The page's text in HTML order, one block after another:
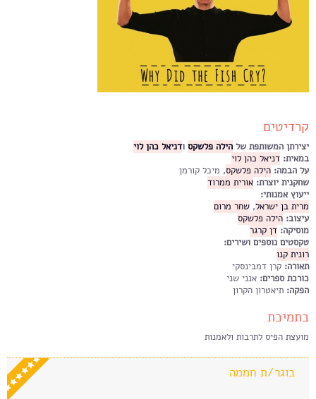
קרדיטים
יצירתן המשותפת של הילה פלשקס ודניאל כהן לוי
במאית: דניאל כהן לוי
על הבמה: הילה פלשקס, מיכל קורמן
שחקנית יוצרת: אורית ממרוד
ייעוץ אמנותי:
מרית בן ישראל, שחר מרום
עיצוב: הילה פלשקס
מוסיקה: דן קרגר
טקסטים נוספים ושירים:
רונית קנו
תאורה: קרן דמבינסקי
כורכת ספרים: אנני שני
הפקה: תיאטרון הקרון
בתמיכת
מועצת הפיס לתרבות ולאמנות
בוגר/ת חממה